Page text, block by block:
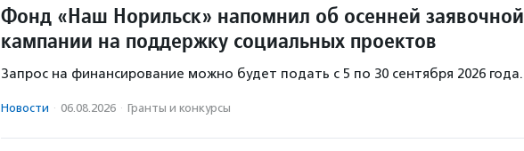
Фонд «Наш Норильск» напомнил об осенней заявочной
кампании на поддержку социальных проектов
Запрос на финансирование можно будет подать с 5 по 30 сентября 2026 года.
Новости · 06.08.2026 · Гранты и конкурсы